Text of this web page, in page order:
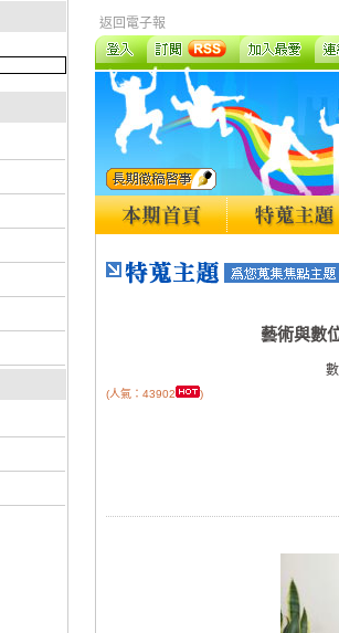
返回電子報
藝術與數
(人氣：43902 )